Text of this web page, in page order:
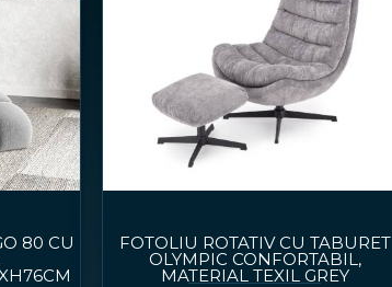
80 CU FOTOLIU ROTATIV CU TABURET
OLYMPIC CONFORTABIL,
MATERIAL TEXIL GREY